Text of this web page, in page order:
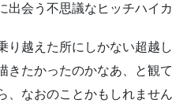
出会う不思議なヒッチハイ
り越えた所にしかない超越
きたかったのかなあ、と観
、なおのことかもしれません